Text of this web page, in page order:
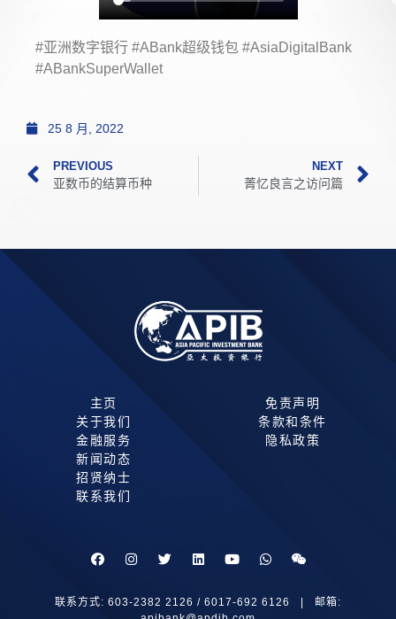
#亚洲数字银行 #ABank超级钱包 #AsiaDigitalBank
#ABankSuperWallet
25 8 月, 2022
PREVIOUS
亚数币的结算币种
NEXT
菁忆良言之访问篇
主页
关于我们
金融服务
新闻动态
招贤纳士
联系我们
免责声明
条款和条件
隐私政策
联系方式: 603-2382 2126 / 6017-692 6126 | 邮箱: